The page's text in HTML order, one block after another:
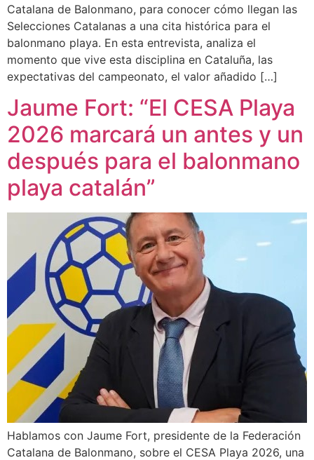
Catalana de Balonmano, para conocer cómo llegan las
Selecciones Catalanas a una cita histórica para el
balonmano playa. En esta entrevista, analiza el
momento que vive esta disciplina en Cataluña, las
expectativas del campeonato, el valor añadido […]
Jaume Fort: “El CESA Playa
2026 marcará un antes y un
después para el balonmano
playa catalán”
Hablamos con Jaume Fort, presidente de la Federación
Catalana de Balonmano, sobre el CESA Playa 2026, una